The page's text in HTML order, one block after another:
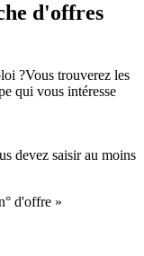
d'offres
?Vous trouverez les
qui vous intéresse
devez saisir au moins
d'offre »